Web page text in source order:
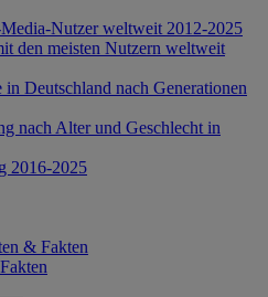
Nutzer weltweit 2012-2025
den meisten Nutzern weltweit
Deutschland nach Generationen
nach Alter und Geschlecht in
2016-2025
& Fakten